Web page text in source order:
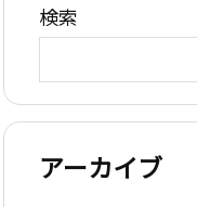
検索
アーカイブ